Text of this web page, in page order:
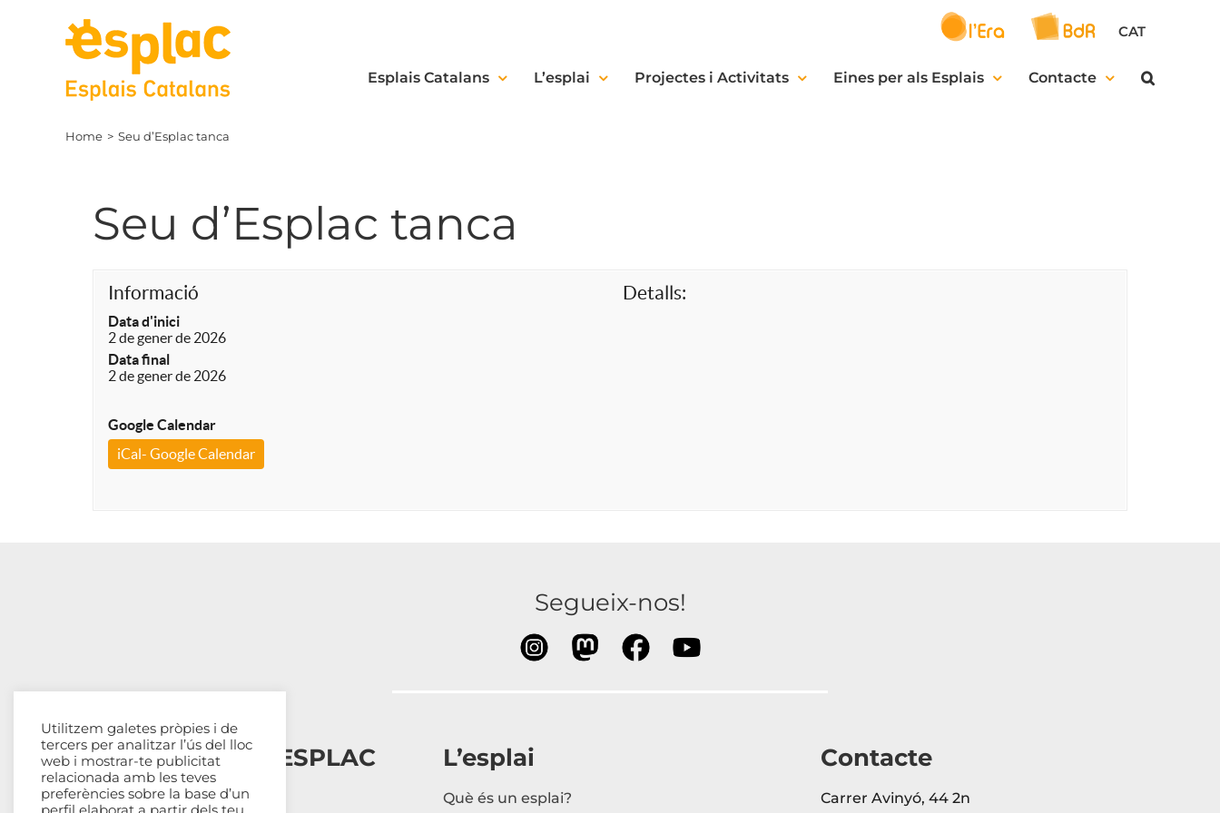
CAT
Esplais Catalans L’esplai Projectes i Activitats Eines per als Esplais Contacte
Home Seu d’Esplac tanca
Seu d’Esplac tanca
Informació
Data d'inici
2 de gener de 2026
Data final
2 de gener de 2026
Google Calendar
iCal- Google Calendar
Detalls:
Segueix-nos!
Esplais Catalans, ESPLAC
Qui som
L’esplai
Què és un esplai?
Contacte
Carrer Avinyó, 44 2n
Utilitzem galetes pròpies i de
tercers per analitzar l’ús del lloc
web i mostrar-te publicitat
relacionada amb les teves
preferències sobre la base d’un